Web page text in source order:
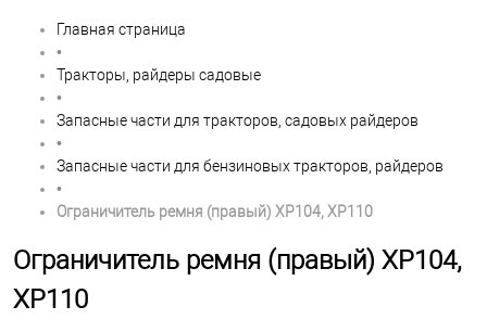
Главная страница
•
Тракторы, райдеры садовые
•
Запасные части для тракторов, садовых райдеров
•
Запасные части для бензиновых тракторов, райдеров
•
Ограничитель ремня (правый) XP104, XP110
Ограничитель ремня (правый) XP104,
XP110